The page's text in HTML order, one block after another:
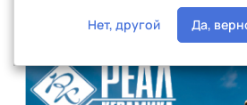
Каталог Плитка 2024
Нет, другой Да,